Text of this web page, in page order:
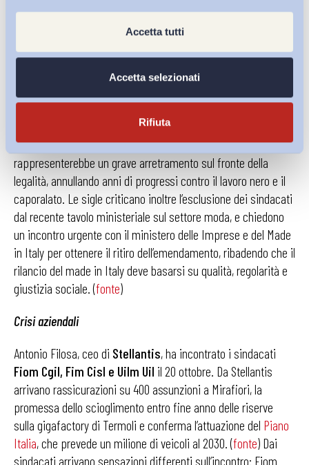
Accetta tutti
Accetta selezionati
Rifiuta
I sindacatiFilctem Cgil, Femca Cisl e Uiltec Uildenunciano
un emendamento approvato inCommissione Industria al
la responsabilità delle imprese committenti per eventuali
irregolarità e sfruttamento nella filiera della moda. La misura
– definita dalla Cgil uno “scudo penale per chi sfrutta” –
rappresenterebbe un grave arretramento sul fronte della
legalità, annullando anni di progressi contro il lavoro nero e il
caporalato. Le sigle criticano inoltre l’esclusione dei sindacati
dal recente tavolo ministeriale sul settore moda, e chiedono
un incontro urgente con il ministero delle Imprese e del Made
in Italy per ottenere il ritiro dell’emendamento, ribadendo che il
rilancio del made in Italy deve basarsi su qualità, regolarità e
giustizia sociale. (fonte)
Crisi aziendali
Antonio Filosa, ceo di Stellantis, ha incontrato i sindacati
Fiom Cgil, Fim Cisl e Uilm Uil il 20 ottobre. Da Stellantis
arrivano rassicurazioni su 400 assunzioni a Mirafiori, la
promessa dello scioglimento entro fine anno delle riserve
sulla gigafactory di Termoli e conferma l’attuazione del Piano
Italia, che prevede un milione di veicoli al 2030. (fonte) Dai
sindacati arrivano sensazioni differenti sull’incontro: Fiom